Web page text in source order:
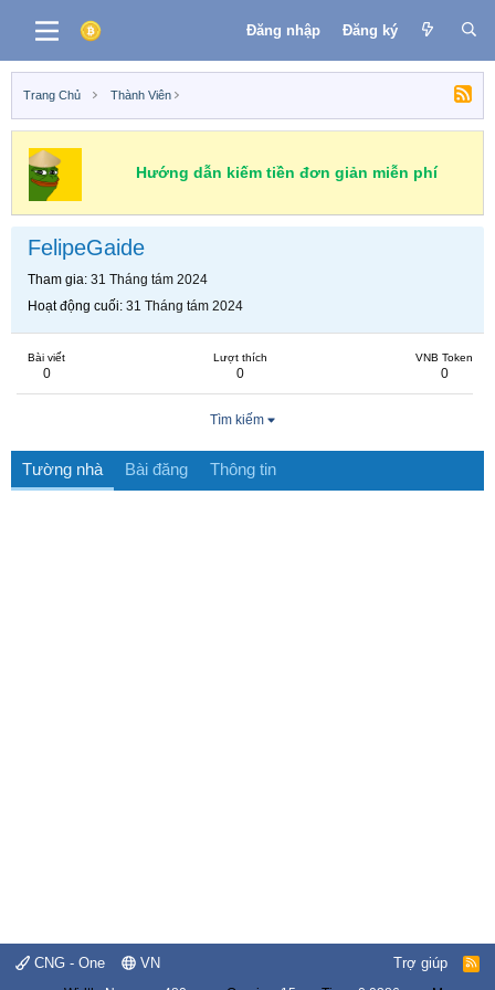
Đăng nhập Đăng ký
Trang Chủ Thành Viên
Hướng dẫn kiếm tiền đơn giản miễn phí
FelipeGaide
Tham gia 31 Tháng tám 2024
Hoạt động cuối 31 Tháng tám 2024
Bài viết
0
Lượt thích
0
VNB Token
0
Tìm kiếm
Tường nhà Bài đăng Thông tin
CNG - One VN Trợ giúp
R